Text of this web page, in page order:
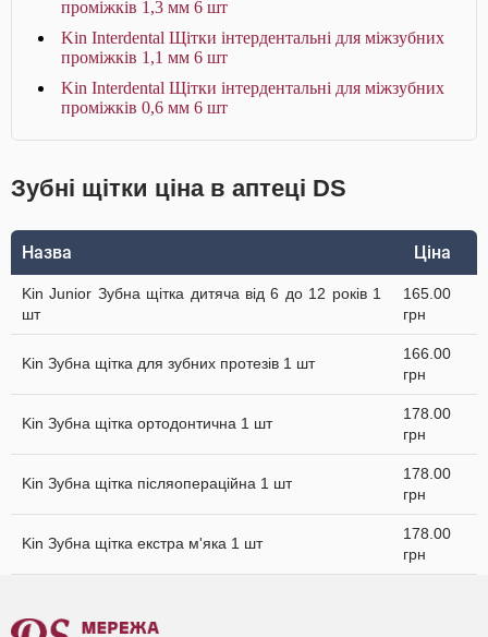
проміжків 1,3 мм 6 шт
Kin Interdental Щітки інтердентальні для міжзубних
проміжків 1,1 мм 6 шт
Kin Interdental Щітки інтердентальні для міжзубних
проміжків 0,6 мм 6 шт
Зубні щітки ціна в аптеці DS
Назва Ціна
Kin Junior Зубна щітка дитяча від 6 до 12 років 1
шт
165.00
грн
Kin Зубна щітка для зубних протезів 1 шт
166.00
грн
Kin Зубна щітка ортодонтична 1 шт
178.00
грн
Kin Зубна щітка післяопераційна 1 шт
178.00
грн
Kin Зубна щітка екстра м'яка 1 шт
178.00
грн